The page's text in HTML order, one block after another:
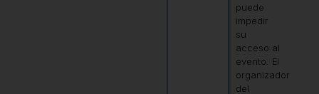
puede
impedir
su
acceso al
evento. El
organizador
del